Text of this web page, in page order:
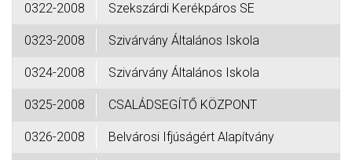
0322-2008 Szekszárdi Kerékpáros SE
0323-2008 Szivárvány Általános Iskola
0324-2008 Szivárvány Általános Iskola
0325-2008 CSALÁDSEGÍTŐ KÖZPONT
0326-2008 Belvárosi Ifjúságért Alapítvány